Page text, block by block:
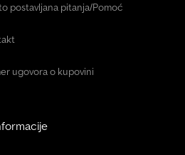
postavljana pitanja/Pomoć
ugovora o kupovini